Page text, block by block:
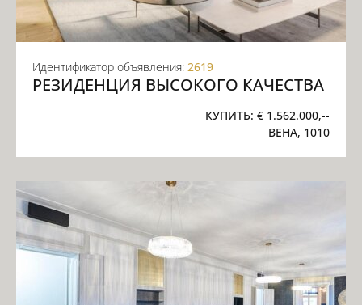
Идентификатор объявления: 2619
РЕЗИДЕНЦИЯ ВЫСОКОГО КАЧЕСТВА
КУПИТЬ: € 1.562.000,--
ВЕНА, 1010